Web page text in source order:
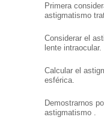
Primera
astigmatismo
Considerar el
lente intraocular.
Calcular el
esférica.
Demostrarnos
astigmatismo .